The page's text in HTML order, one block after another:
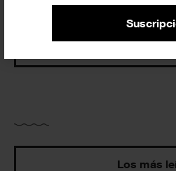
Exposiciones y
Los más